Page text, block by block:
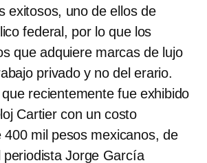
exitosos, uno de ellos de
federal, por lo que los
que adquiere marcas de lujo
privado y no del erario.
recientemente fue exhibido
Cartier con un costo
400 mil pesos mexicanos, de
periodista Jorge García